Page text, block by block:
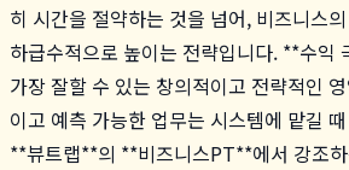
히 시간을 절약하는 것을 넘어, 비즈니스
하급수적으로 높이는 전략입니다. **수익
가장 잘할 수 있는 창의적이고 전략적인
이고 예측 가능한 업무는 시스템에 맡길
**뷰트랩**의 **비즈니스PT**에서 강조